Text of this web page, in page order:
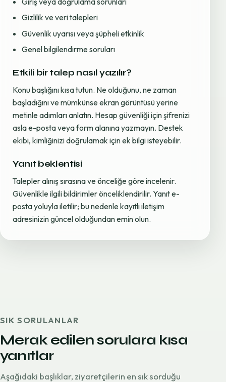
Gizlilik ve veri talepleri
Güvenlik uyarısı veya şüpheli etkinlik
Genel bilgilendirme soruları
Etkili bir talep nasıl yazılır?
Konu başlığını kısa tutun. Ne olduğunu, ne zaman
başladığını ve mümkünse ekran görüntüsü yerine
metinle adımları anlatın. Hesap güvenliği için şifrenizi
asla e-posta veya form alanına yazmayın. Destek
ekibi, kimliğinizi doğrulamak için ek bilgi isteyebilir.
Yanıt beklentisi
Talepler alınış sırasına ve önceliğe göre incelenir.
Güvenlikle ilgili bildirimler önceliklendirilir. Yanıt e-
posta yoluyla iletilir; bu nedenle kayıtlı iletişim
adresinizin güncel olduğundan emin olun.
SIK SORULANLAR
Merak edilen sorulara kısa
yanıtlar
Aşağıdaki başlıklar, ziyaretçilerin en sık sorduğu